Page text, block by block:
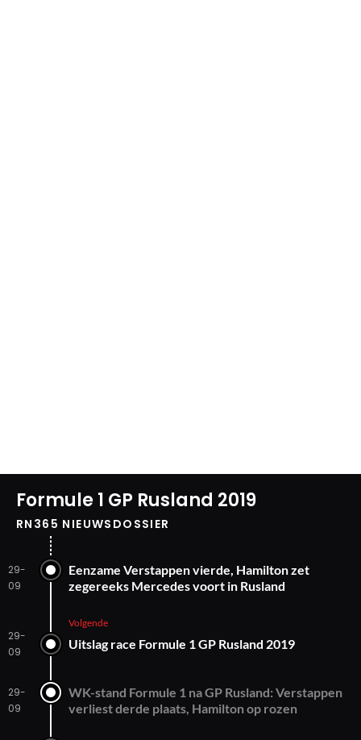
Formule 1 GP Rusland 2019
RN365 NIEUWSDOSSIER
29-
09
Eenzame Verstappen vierde, Hamilton zet
zegereeks Mercedes voort in Rusland
29-
09
Volgende
Uitslag race Formule 1 GP Rusland 2019
29-
09
WK-stand Formule 1 na GP Rusland: Verstappen
verliest derde plaats, Hamilton op rozen